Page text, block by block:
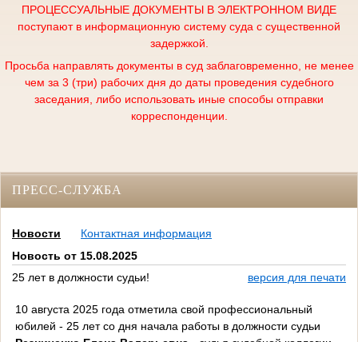
ПРОЦЕССУАЛЬНЫЕ ДОКУМЕНТЫ В ЭЛЕКТРОННОМ ВИДЕ
поступают в информационную систему суда с существенной
задержкой.
Просьба направлять документы в суд заблаговременно, не менее
чем за 3 (три) рабочих дня до даты проведения судебного
заседания, либо использовать иные способы отправки
корреспонденции.
ПРЕСС-СЛУЖБА
Новости
Контактная информация
Новость от 15.08.2025
25 лет в должности судьи!
версия для печати
10 августа 2025 года отметила свой профессиональный
юбилей - 25 лет со дня начала работы в должности судьи